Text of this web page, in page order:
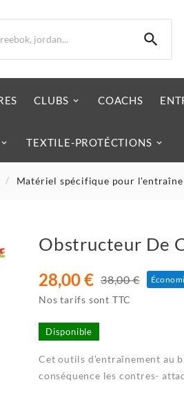

CLUBS COACHS
TEXTILE-PROTÉCTIONS
Matériel spécifique pour
Obstructeur De
28,00 € 38,00 €
Nos tarifs sont TTC
Disponible
Cet outils d'entraînement au
conséquence les contres-